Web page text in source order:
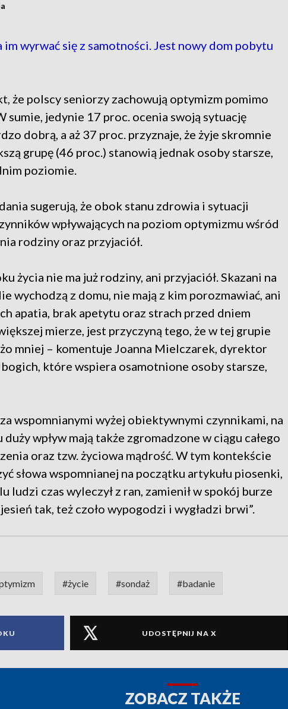
wyrwać się z samotności. Jest nowy dom pobytu
że polscy seniorzy zachowują optymizm pomimo
sumie, jedynie 17 proc. ocenia swoją sytuację
dobrą, a aż 37 proc. przyznaje, że żyje skromnie
grupę (46 proc.) stanowią jednak osoby starsze,
poziomie.
sugerują, że obok stanu zdrowia i sytuacji
wpływających na poziom optymizmu wśród
rodziny oraz przyjaciół.
życia nie ma już rodziny, ani przyjaciół. Skazani na
wychodzą z domu, nie mają z kim porozmawiać, ani
apatia, brak apetytu oraz strach przed dniem
mierze, jest przyczyną tego, że w tej grupie
mniej – komentuje Joanna Mielczarek, dyrektor
które wspiera osamotnione osoby starsze,
wspomnianymi wyżej obiektywnymi czynnikami, na
wpływ mają także zgromadzone w ciągu całego
oraz tzw. życiowa mądrość. W tym kontekście
słowa wspomnianej na początku artykułu piosenki,
ludzi czas wyleczył z ran, zamienił w spokój burze
tak, też czoło wypogodzi i wygładzi brwi”.
#życie #sondaż #badanie
UDOSTĘPNIJ NA X
ZOBACZ TAKŻE